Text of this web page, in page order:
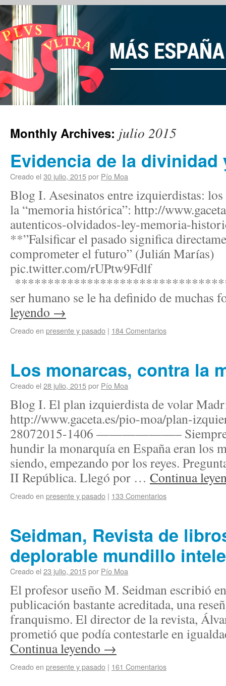
Monthly Archives: julio 2015
Evidencia de la divinidad
Creado el 30 julio, 2015por Pío Moa
Blog I. Asesinatos entre izquierdistas:
la “memoria histórica”: http://
autenticos-olvidados-ley-memoria-
**”Falsificar el pasado significa
comprometer el futuro” (Julián Marías)
pic.twitter.com/rUPtw9Fdlf
ser humano se le ha definido de
leyendo →
Creado en presente y pasado | 184 Comentarios
Los monarcas, contra la
Creado el 28 julio, 2015por Pío Moa
Blog I. El plan izquierdista de volar
http://www.gaceta.es/pio-moa/plan-
28072015-1406 ——————– Siempre
hundir la monarquía en España eran los
siendo, empezando por los reyes.
II República. Llegó por … Continua
Creado en presente y pasado | 133 Comentarios
Seidman, Revista de
deplorable mundillo
Creado el 23 julio, 2015por Pío Moa
El profesor useño M. Seidman escribió
publicación bastante acreditada, una
franquismo. El director de la revista,
prometió que podía contestarle en
Continua leyendo →
Creado en presente y pasado | 161 Comentarios